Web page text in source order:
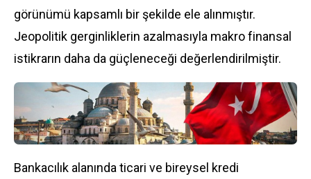
görünümü kapsamlı bir şekilde ele alınmıştır.
Jeopolitik gerginliklerin azalmasıyla makro finansal
istikrarın daha da güçleneceği değerlendirilmiştir.
Bankacılık alanında ticari ve bireysel kredi